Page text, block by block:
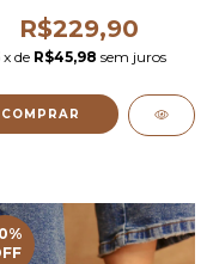
R$229,90
x de R$45,98 sem juros
COMPRAR
%